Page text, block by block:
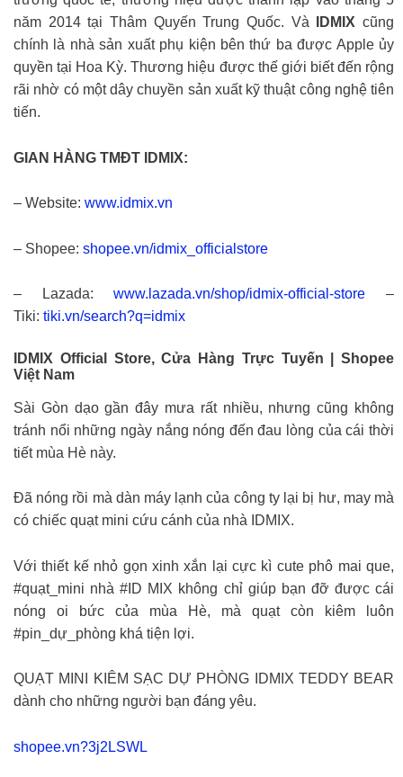
năm 2014 tại Thâm Quyến Trung Quốc. Và
IDMIX cũng
chính là nhà sản xuất phụ kiện bên thứ ba được Apple ủy
quyền tại Hoa Kỳ. Thương hiệu được thế giới biết đến rộng
rãi nhờ có một dây chuyền sản xuất kỹ thuật công nghệ tiên
tiến.
GIAN HÀNG TMĐT IDMIX:
– Website: www.idmix.vn
– Shopee: shopee.vn/idmix_officialstore
– Lazada:www.lazada.vn/shop/idmix-official-store –
Tiki: tiki.vn/search?q=idmix
IDMIX Official Store, Cửa Hàng Trực Tuyến | Shopee
Việt Nam
Sài Gòn dạo gần đây mưa rất nhiều, nhưng cũng không
tránh nổi những ngày nắng nóng đến đau lòng của cái thời
tiết mùa Hè này.
Đã nóng rồi mà dàn máy lạnh của công ty lại bị hư, may mà
có chiếc quạt mini cứu cánh của nhà IDMIX.
Với thiết kế nhỏ gọn xinh xắn lại cực kì cute phô mai que,
#quạt_mini nhà #ID MIX không chỉ giúp bạn đỡ được cái
nóng oi bức của mùa Hè, mà quạt còn kiêm luôn
#pin_dự_phòng khá tiện lợi.
QUẠT MINI KIÊM SẠC DỰ PHÒNG IDMIX TEDDY BEAR
dành cho những người bạn đáng yêu.
shopee.vn?3j2LSWL